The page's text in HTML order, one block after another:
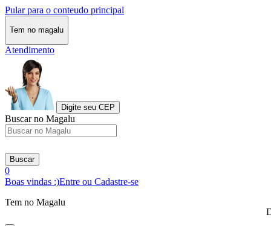
Pular para o conteudo principal
Tem no magalu
Atendimento
Digite seu CEP
Buscar no Magalu
Buscar
0
Boas vindas :)Entre ou Cadastre-se
Tem no Magalu